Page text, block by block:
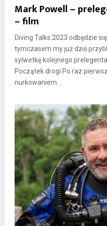
Mark Powell –
– film
Diving Talks 2023 odbędzie
tymczasem my już dziś
sylwetkę kolejnego
Początek drogi Po raz
nurkowaniem...